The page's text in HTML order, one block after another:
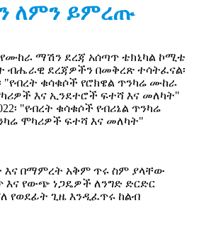
ለምን ይምረጡ
የሙከራ ማሽን ደረጃ አሰጣጥ ቴክኒካል ኮሚቴ
ብሔራዊ ደረጃዎችን በመቅረጽ ተሳትፈናል፡
"የብረት ቁሳቁሶች የሮክዌል ጥንካሬ ሙከራ
እና ኢንደተሮች ፍተሻ እና መለካት"
"የብረት ቁሳቁሶች የብሪኔል ጥንካሬ
ሞካሪዎች ፍተሻ እና መለካት"
እና በማምረት አቅም ጥሩ ስም ያላቸው
እና የውጭ ነጋዴዎች ለንግድ ድርድር
የወደፊት ጊዜ እንዲፈጥሩ ከልብ